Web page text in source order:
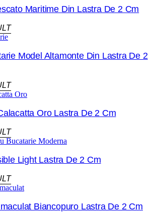
Maritime Din Lastra De 2 Cm
Model Altamonte Din Lastra De 2
Oro Lastra De 2 Cm
Light Lastra De 2 Cm
Biancopuro Lastra De 2 Cm